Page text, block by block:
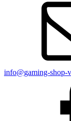
info@gaming-shop-